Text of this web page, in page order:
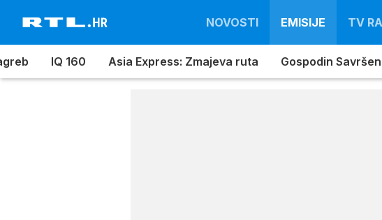
NOVOSTI EMISIJE TV
IQ 160 Asia Express: Zmajeva ruta Gospodin